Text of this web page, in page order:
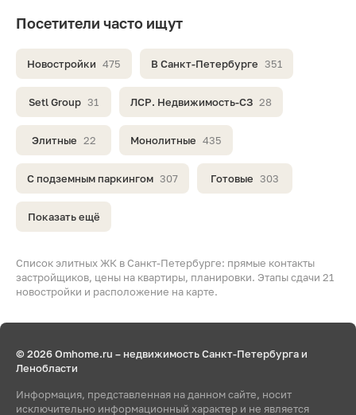
Список элитных ЖК в Санкт-Петербурге: прямые контакты
застройщиков, цены на квартиры, планировки. Этапы сдачи 21
новостройки и расположение на карте.
Посетители часто ищут
Новостройки 475 В Санкт-Петербурге 351
Setl Group 31 ЛСР. Недвижимость-СЗ 28
Элитные 22 Монолитные 435
С подземным паркингом 307 Готовые 303
Показать ещё
© 2026 Omhome.ru – недвижимость Санкт-Петербурга и
Ленобласти
Информация, представленная на данном сайте, носит
исключительно информационный характер и не является